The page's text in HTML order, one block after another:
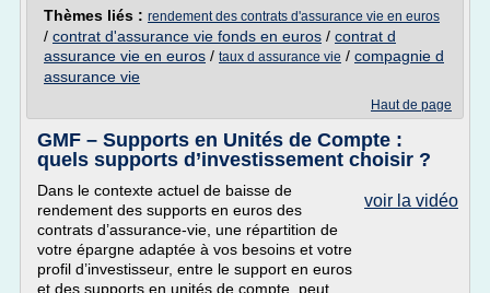
Thèmes liés : rendement des contrats d'assurance vie en euros
/ contrat d'assurance vie fonds en euros / contrat d
assurance vie en euros / taux d assurance vie / compagnie d
assurance vie
Haut de page
GMF – Supports en Unités de Compte :
quels supports d’investissement choisir ?
voir la vidéo
Dans le contexte actuel de baisse de
rendement des supports en euros des
contrats d’assurance-vie, une répartition de
votre épargne adaptée à vos besoins et votre
profil d’investisseur, entre le support en euros
et des supports en unités de compte, peut